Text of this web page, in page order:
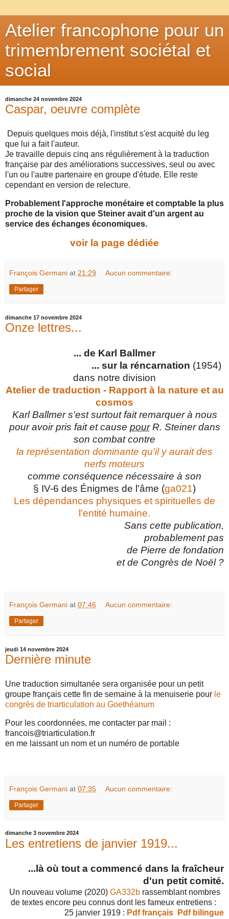
Atelier francophone pour un
trimembrement sociétal et
social
dimanche 24 novembre 2024
Caspar, oeuvre complète
Depuis quelques mois déjà, l'institut s'est acquité du leg
que lui a fait l'auteur.
Je travaille depuis cinq ans régulièrement à la traduction
française par des améliorations successives, seul ou avec
l'un ou l'autre partenaire en groupe d'étude. Elle reste
cependant en version de relecture.
Probablement l'approche monétaire et comptable la plus
proche de la vision que Steiner avait d'un argent au
service des échanges économiques.
voir la page dédiée
François Germani at 21:29 Aucun commentaire:
Partager
dimanche 17 novembre 2024
Onze lettres...
... de Karl Ballmer
... sur la réncarnation (1954)
dans notre division
Atelier de traduction - Rapport à la nature et au
cosmos
Karl Ballmer s'est surtout fait remarquer à nous
pour avoir pris fait et cause pourR. Steiner dans
son combat contre
la représentation dominante qu'il y aurait des
nerfs moteurs
comme conséquence nécessaire à son
§ IV-6 des Énigmes de l'âme (ga021)
Les dépendances physiques et spirituelles de
l'entité humaine.
Sans cette publication,
probablement pas
de Pierre de fondation
et de Congrès de Noël ?
François Germani at 07:46 Aucun commentaire:
Partager
jeudi 14 novembre 2024
Dernière minute
Une traduction simultanée sera organisée pour un petit
groupe français cette fin de semaine à la menuiserie pour le
congrès de triarticulation au Goethéanum
Pour les coordonnées, me contacter par mail :
francois@triarticulation.fr
en me laissant un nom et un numéro de portable
François Germani at 07:35 Aucun commentaire:
Partager
dimanche 3 novembre 2024
Les entretiens de janvier 1919...
...là où tout a commencé dans la fraîcheur
d'un petit comité.
Un nouveau volume (2020) GA332brassemblant nombres
de textes encore peu connus dont les fameux entretiens :
25 janvier 1919 : Pdf français
Pdf bilingue